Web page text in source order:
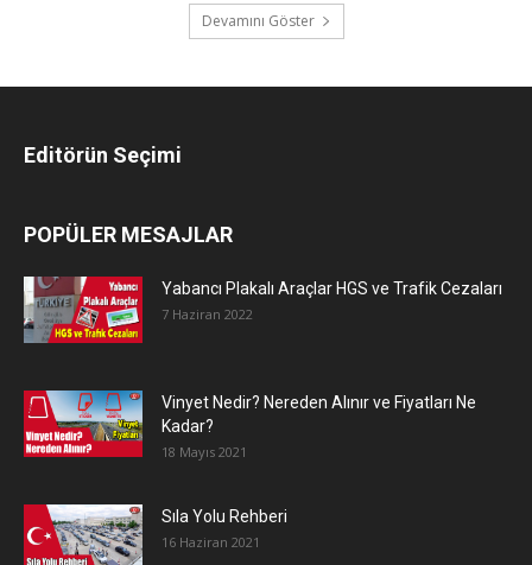
Devamını Göster
Editörün Seçimi
POPÜLER MESAJLAR
Yabancı Plakalı Araçlar HGS ve Trafik Cezaları
7 Haziran 2022
Vinyet Nedir? Nereden Alınır ve Fiyatları Ne
Kadar?
18 Mayıs 2021
Sıla Yolu Rehberi
16 Haziran 2021